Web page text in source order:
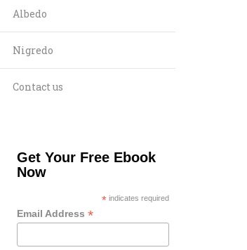
Albedo
Nigredo
Contact us
Get Your Free Ebook
Now
*indicates required
Email Address*